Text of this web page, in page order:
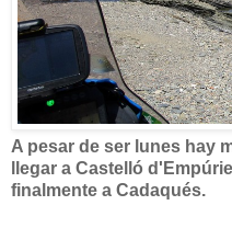
A pesar de ser lunes hay
llegar a Castelló
finalmente a Cadaqués.